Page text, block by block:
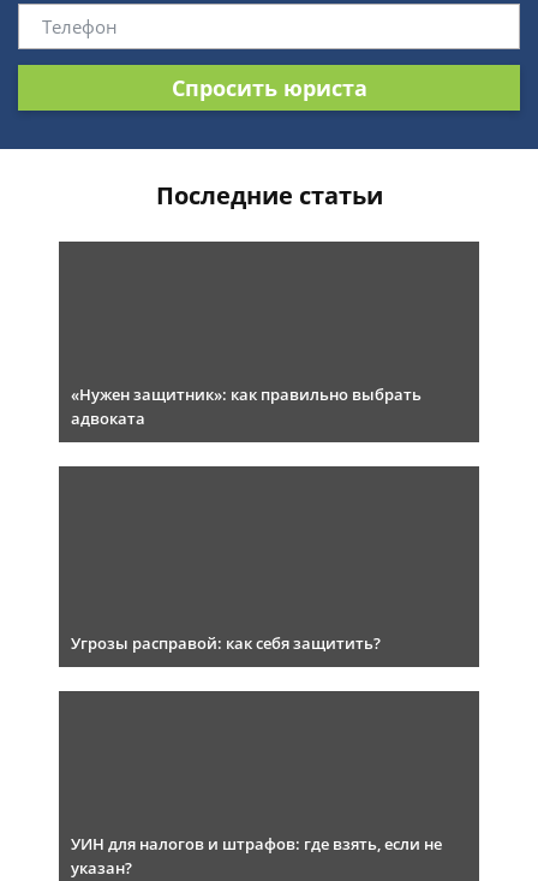
Спросить юриста
Последние статьи
«Нужен защитник»: как правильно выбрать
адвоката
Угрозы расправой: как себя защитить?
УИН для налогов и штрафов: где взять, если не
указан?